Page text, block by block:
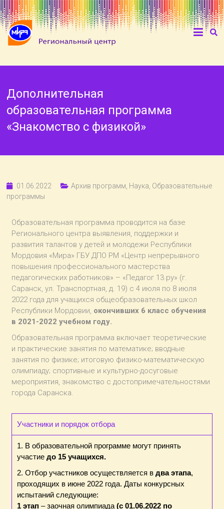
Дополнительная
образовательная программа
«Знакомство с физикой»
01.06.2022 Архив программ Наука Образовательные
программы
Образовательная программа проводится на базе
Регионального центра выявления, поддержки и
развития талантов у детей и молодежи Республики
Мордовия «Мира» ГБУ ДПО РМ «Центр непрерывного
повышения профессионального мастерства
педагогических работников» – «Педагог 13.ру» (г.
Саранск, ул. Транспортная, д. 19) с 4 июля по 8 июля
2022 года для учащихся общеобразовательных школ
Республики Мордовии, окончивших 6 класс обучения
в 2021-2022 учебном году.
Образовательная программа включает теоретические
и практические занятия по математике; вводные
занятия по физике; итоговую физико-математическую
олимпиаду; спортивные и культурно-досуговые
мероприятия, знакомство с достопримечательностями
города Саранска.
Участники и порядок отбора
1. В образовательной программе могут принять
участиедо 15 учащихся.
2. Отбор участников осуществляется вдва этапа,
проходящих в июне 2022 года. Даты конкурсных
испытаний следующие:
1 этап – заочная олимпиада(с 01.06.2022 по